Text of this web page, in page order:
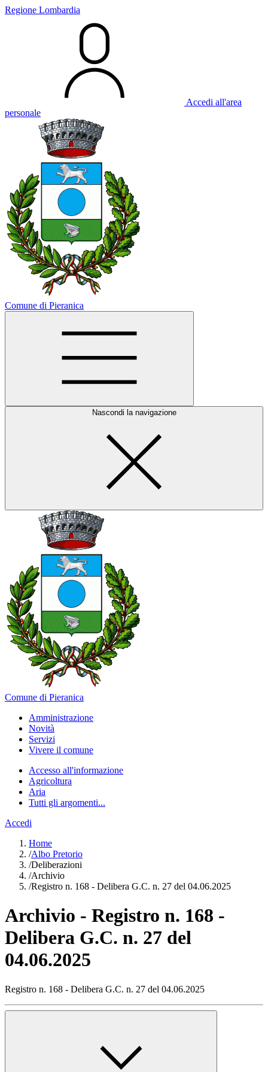
Regione Lombardia
Accedi all'area
personale
Comune di Pieranica
Nascondi la navigazione
Comune di Pieranica
Amministrazione
Novità
Servizi
Vivere il comune
Accesso all'informazione
Agricoltura
Aria
Tutti gli argomenti...
Accedi
Home
/Albo Pretorio
/Deliberazioni
/Archivio
/Registro n. 168 - Delibera G.C. n. 27 del 04.06.2025
Archivio - Registro n. 168 -
Delibera G.C. n. 27 del
04.06.2025
Registro n. 168 - Delibera G.C. n. 27 del 04.06.2025